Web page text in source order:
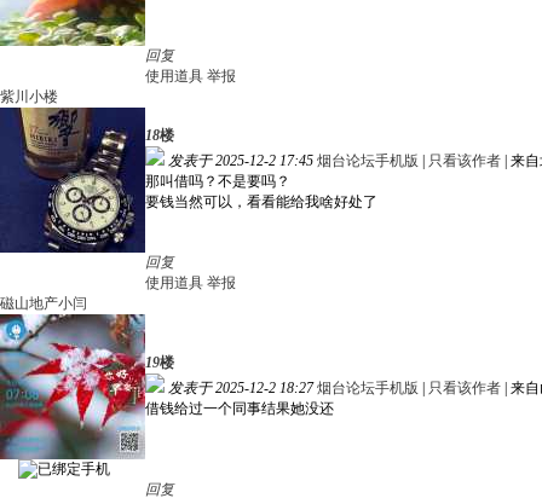
回复
使用道具 举报
紫川小楼
18楼
发表于 2025-12-2 17:45 烟台论坛手机版 只看该作者 来
那叫借吗？不是要吗？
要钱当然可以，看看能给我啥好处了
回复
使用道具 举报
磁山地产小闫
19楼
发表于 2025-12-2 18:27 烟台论坛手机版 只看该作者 来
借钱给过一个同事结果她没还
回复